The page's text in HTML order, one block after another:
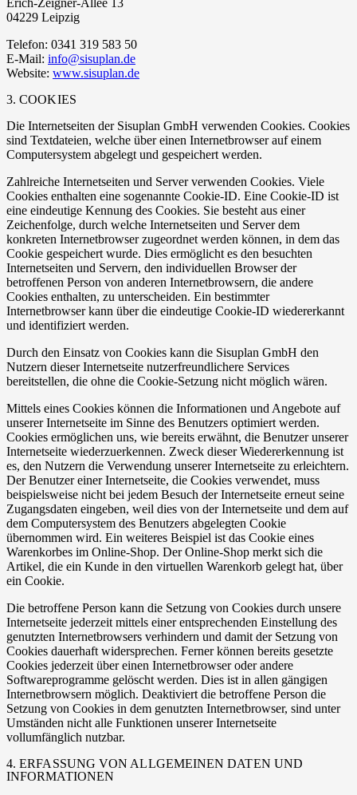
Erich-Zeigner-Allee 13
04229 Leipzig
Telefon: 0341 319 583 50
E-Mail: info@sisuplan.de
Website: www.sisuplan.de
3. COOKIES
Die Internetseiten der Sisuplan GmbH verwenden Cookies. Cookies
sind Textdateien, welche über einen Internetbrowser auf einem
Computersystem abgelegt und gespeichert werden.
Zahlreiche Internetseiten und Server verwenden Cookies. Viele
Cookies enthalten eine sogenannte Cookie-ID. Eine Cookie-ID ist
eine eindeutige Kennung des Cookies. Sie besteht aus einer
Zeichenfolge, durch welche Internetseiten und Server dem
konkreten Internetbrowser zugeordnet werden können, in dem das
Cookie gespeichert wurde. Dies ermöglicht es den besuchten
Internetseiten und Servern, den individuellen Browser der
betroffenen Person von anderen Internetbrowsern, die andere
Cookies enthalten, zu unterscheiden. Ein bestimmter
Internetbrowser kann über die eindeutige Cookie-ID wiedererkannt
und identifiziert werden.
Durch den Einsatz von Cookies kann die Sisuplan GmbH den
Nutzern dieser Internetseite nutzerfreundlichere Services
bereitstellen, die ohne die Cookie-Setzung nicht möglich wären.
Mittels eines Cookies können die Informationen und Angebote auf
unserer Internetseite im Sinne des Benutzers optimiert werden.
Cookies ermöglichen uns, wie bereits erwähnt, die Benutzer unserer
Internetseite wiederzuerkennen. Zweck dieser Wiedererkennung ist
es, den Nutzern die Verwendung unserer Internetseite zu erleichtern.
Der Benutzer einer Internetseite, die Cookies verwendet, muss
beispielsweise nicht bei jedem Besuch der Internetseite erneut seine
Zugangsdaten eingeben, weil dies von der Internetseite und dem auf
dem Computersystem des Benutzers abgelegten Cookie
übernommen wird. Ein weiteres Beispiel ist das Cookie eines
Warenkorbes im Online-Shop. Der Online-Shop merkt sich die
Artikel, die ein Kunde in den virtuellen Warenkorb gelegt hat, über
ein Cookie.
Die betroffene Person kann die Setzung von Cookies durch unsere
Internetseite jederzeit mittels einer entsprechenden Einstellung des
genutzten Internetbrowsers verhindern und damit der Setzung von
Cookies dauerhaft widersprechen. Ferner können bereits gesetzte
Cookies jederzeit über einen Internetbrowser oder andere
Softwareprogramme gelöscht werden. Dies ist in allen gängigen
Internetbrowsern möglich. Deaktiviert die betroffene Person die
Setzung von Cookies in dem genutzten Internetbrowser, sind unter
Umständen nicht alle Funktionen unserer Internetseite
vollumfänglich nutzbar.
4. ERFASSUNG VON ALLGEMEINEN DATEN UND
INFORMATIONEN